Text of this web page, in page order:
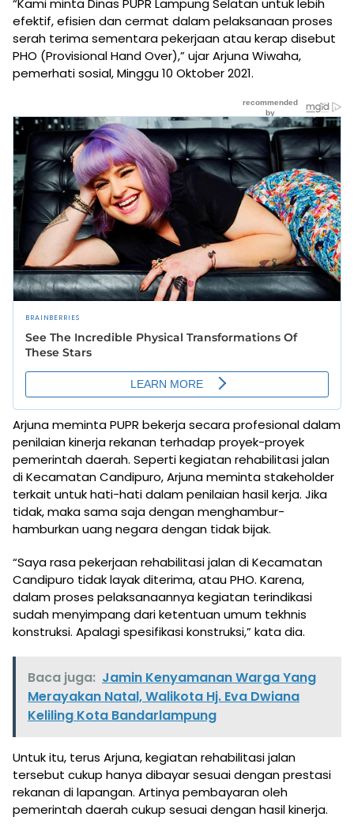
“Kami minta Dinas PUPR Lampung Selatan untuk lebih
efektif, efisien dan cermat dalam pelaksanaan proses
serah terima sementara pekerjaan atau kerap disebut
PHO (Provisional Hand Over),” ujar Arjuna Wiwaha,
pemerhati sosial, Minggu 10 Oktober 2021.
Arjuna meminta PUPR bekerja secara profesional dalam
penilaian kinerja rekanan terhadap proyek-proyek
pemerintah daerah. Seperti kegiatan rehabilitasi jalan
di Kecamatan Candipuro, Arjuna meminta stakeholder
terkait untuk hati-hati dalam penilaian hasil kerja. Jika
tidak, maka sama saja dengan menghambur-
hamburkan uang negara dengan tidak bijak.
“Saya rasa pekerjaan rehabilitasi jalan di Kecamatan
Candipuro tidak layak diterima, atau PHO. Karena,
dalam proses pelaksanaannya kegiatan terindikasi
sudah menyimpang dari ketentuan umum tekhnis
konstruksi. Apalagi spesifikasi konstruksi,” kata dia.
Baca juga: Jamin Kenyamanan Warga Yang
Merayakan Natal, Walikota Hj. Eva Dwiana
Keliling Kota Bandarlampung
Untuk itu, terus Arjuna, kegiatan rehabilitasi jalan
tersebut cukup hanya dibayar sesuai dengan prestasi
rekanan di lapangan. Artinya pembayaran oleh
pemerintah daerah cukup sesuai dengan hasil kinerja.